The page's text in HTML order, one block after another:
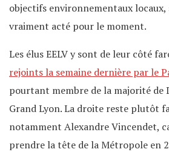
objectifs environnementaux locaux,
vraiment acté pour le moment.
Les élus EELV y sont de leur côté
rejoints la semaine dernière par le
pourtant membre de la majorité de
Grand Lyon. La droite reste plutôt
notamment Alexandre Vincendet,
prendre la tête de la Métropole en